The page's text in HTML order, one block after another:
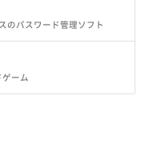
のパスワード管理ソフト
ーム